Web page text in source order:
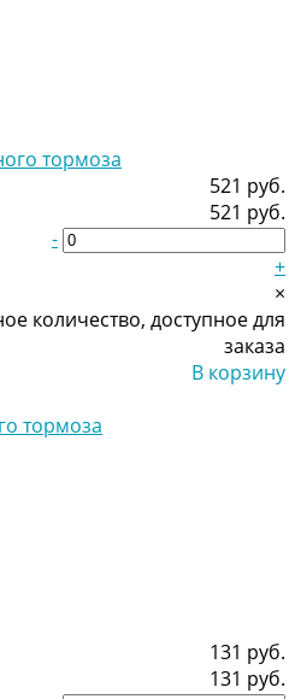
521 руб.
521 руб.
-
+
×
количество, доступное для
заказа
В корзину
тормоза
131 руб.
131 руб.